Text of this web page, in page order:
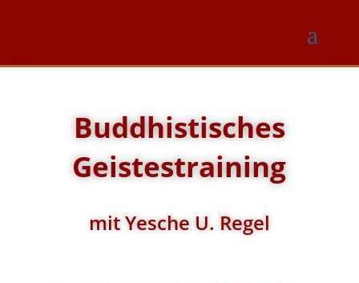
Buddhistisches
Geistestraining
mit Yesche U. Regel